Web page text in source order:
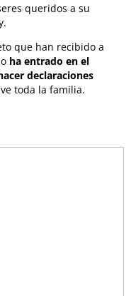
queridos a su
que han recibido a
ha entrado en el
declaraciones
toda la familia.